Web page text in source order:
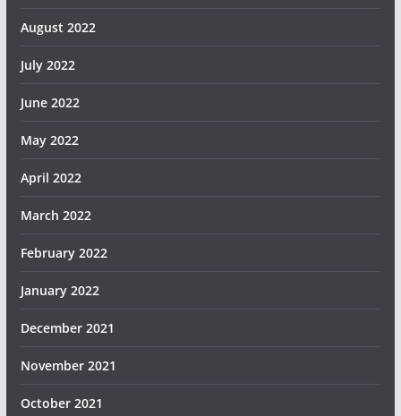
August 2022
July 2022
June 2022
May 2022
April 2022
March 2022
February 2022
January 2022
December 2021
November 2021
October 2021